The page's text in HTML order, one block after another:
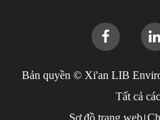
Bản quyền © Xi'an LIB
Tất cả
Sơ đồ trang web